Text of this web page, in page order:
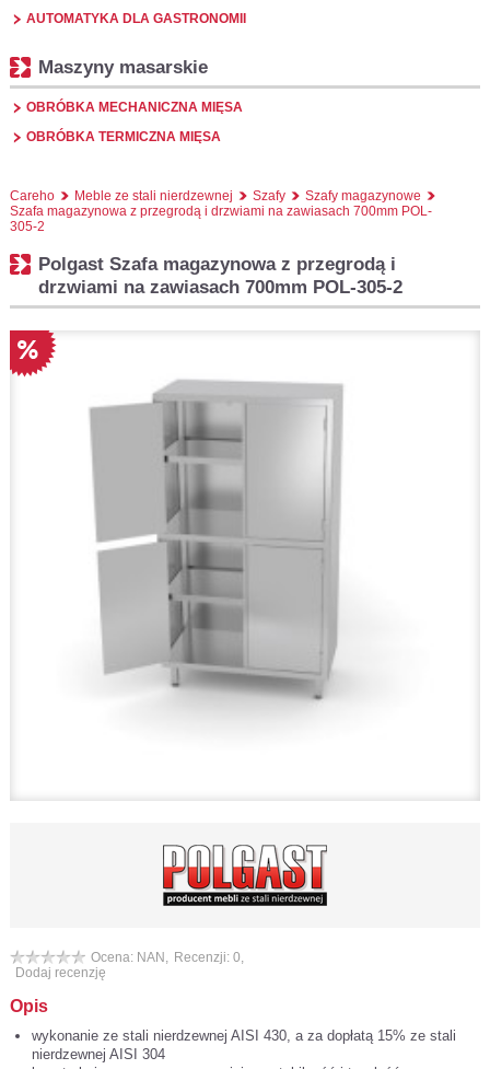
AUTOMATYKA DLA GASTRONOMII
Maszyny masarskie
OBRÓBKA MECHANICZNA MIĘSA
OBRÓBKA TERMICZNA MIĘSA
Careho Meble ze stali nierdzewnej Szafy
Szafy magazynowe
Szafa magazynowa z przegrodą i drzwiami na zawiasach 700mm POL-
305-2
Polgast Szafa magazynowa z przegrodą i
drzwiami na zawiasach 700mm POL-305-2
Ocena: NAN, Recenzji: 0,
Dodaj recenzję
Opis
wykonanie ze stali nierdzewnej AISI 430, a za dopłatą 15% ze stali
nierdzewnej AISI 304